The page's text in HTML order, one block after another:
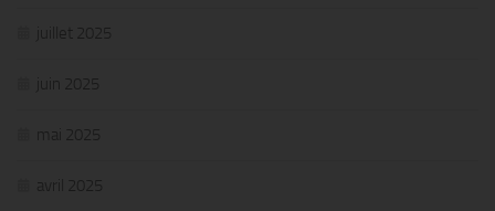
juillet 2025
juin 2025
mai 2025
avril 2025